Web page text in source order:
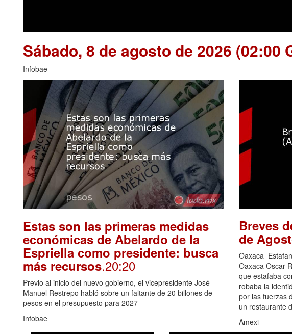
Sábado, 8 de agosto de 2026 (02:00
Infobae
Estas son las primeras medidas
económicas de Abelardo de la
Espriella como presidente: busca
más recursos.20:20
Previo al inicio del nuevo gobierno, el vicepresidente José
Manuel Restrepo habló sobre un faltante de 20 billones de
pesos en el presupuesto para 2027
Infobae
Breves
de
Oaxaca
Oaxaca Oscar
que estafaba
robaba la
por las fuerzas
un restaurante
Amexi